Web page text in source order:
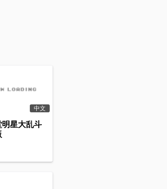
中文
明星大乱斗